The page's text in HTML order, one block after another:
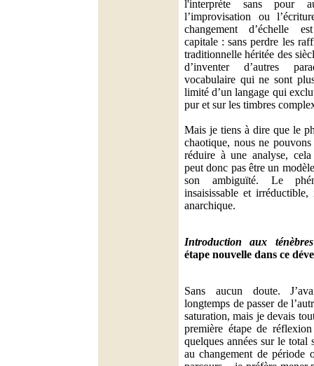
l'interprète sans pour
l’improvisation ou
changement d’échelle
capitale : sans perdre les
traditionnelle héritée des
d’inventer d’autres
vocabulaire qui ne sont
limité d’un langage qui
pur et sur les timbres
Mais je tiens à dire que le
chaotique, nous ne
réduire à une analyse,
peut donc pas être un
son ambiguïté. Le
insaisissable et irréductible,
anarchique.
Introduction aux ténèbres
étape nouvelle dans ce
Sans aucun doute.
longtemps de passer de
saturation, mais je devais
première étape de
quelques années sur le total
au changement de période